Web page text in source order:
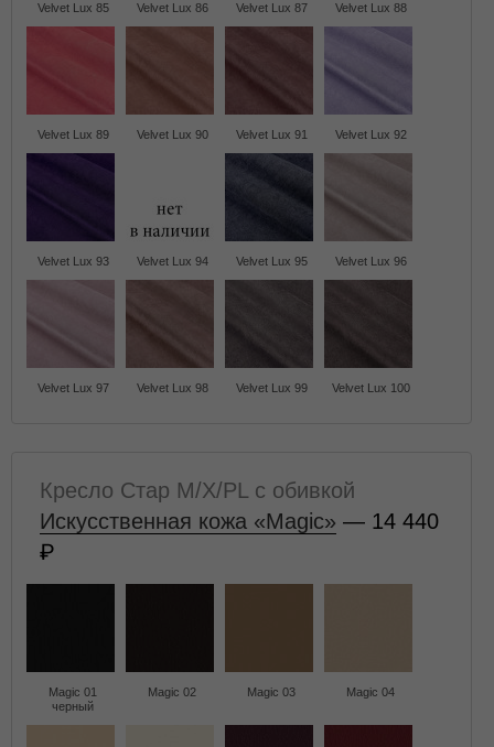
Velvet Lux 85 Velvet Lux 86 Velvet Lux 87 Velvet Lux 88
Velvet Lux 89 Velvet Lux 90 Velvet Lux 91 Velvet Lux 92
Velvet Lux 93 Velvet Lux 94 Velvet Lux 95 Velvet Lux 96
Velvet Lux 97 Velvet Lux 98 Velvet Lux 99 Velvet Lux 100
Кресло Стар M/X/PL с обивкой
Искусственная кожа «Magic» — 14 440
Magic 01
черный
Magic 02 Magic 03 Magic 04